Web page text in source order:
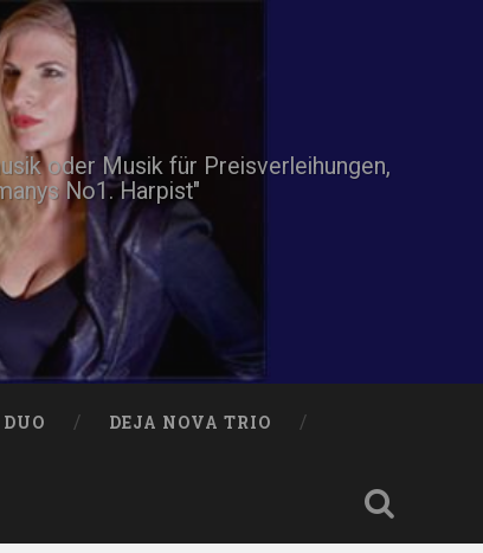
oder Musik für Preisverleihungen,
No1. Harpist"
DEJA NOVA TRIO